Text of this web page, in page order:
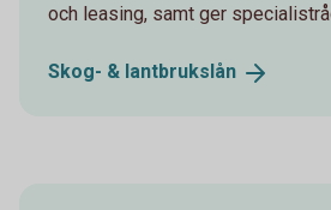
och leasing, samt ger
Skog- & lantbrukslån